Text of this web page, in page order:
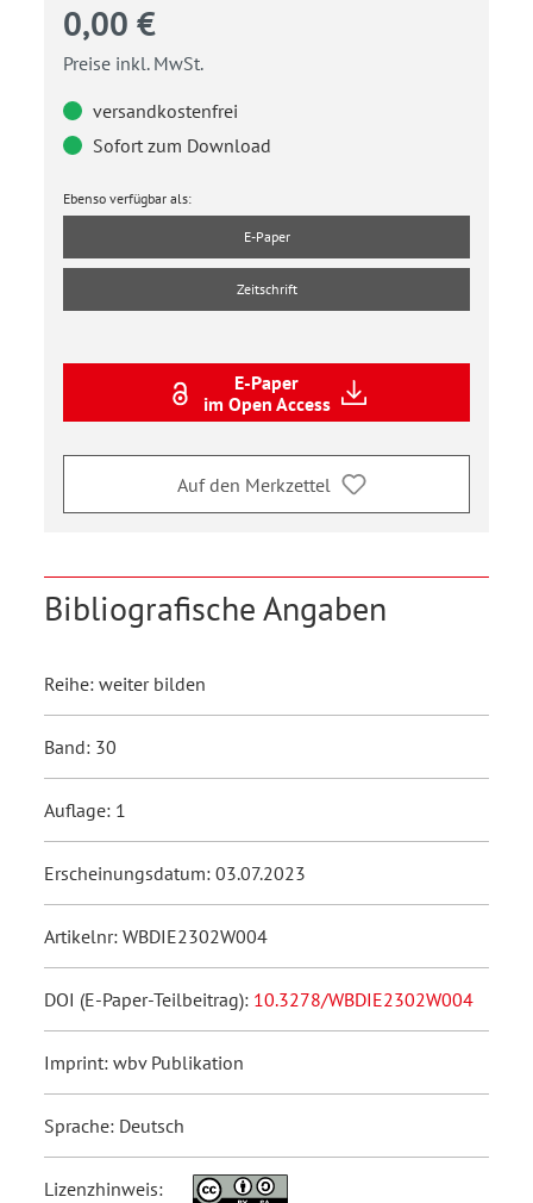
0,00 €
Preise inkl. MwSt.
versandkostenfrei
Sofort zum Download
Ebenso verfügbar als:
E-Paper
Zeitschrift
E-Paper
im Open Access
Auf den Merkzettel
Bibliografische Angaben
Reihe: weiter bilden
Band: 30
Auflage: 1
Erscheinungsdatum: 03.07.2023
Artikelnr: WBDIE2302W004
DOI (E-Paper-Teilbeitrag): 10.3278/WBDIE2302W004
Imprint: wbv Publikation
Sprache: Deutsch
Lizenzhinweis: